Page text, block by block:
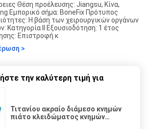
Θέση προέλευσης: Jiangsu, Κίνα,
Εμπορικό σήμα: BoneFix Πρότυπος
Η βάση των χειρουργικών οργάνων
Κατηγορία ΙΙ Εξουσιοδότηση: 1 έτος
Επιστροφή κ
>
την καλύτερη τιμή για
Τιτανίου ακραίο διάμεσο κνημών
πιάτο κλειδώματος κνημών